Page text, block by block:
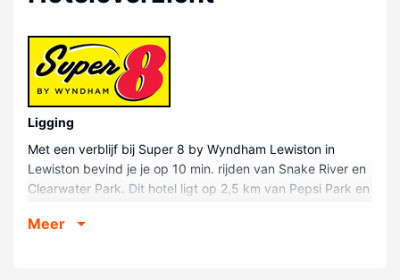
Ligging
Met een verblijf bij Super 8 by Wyndham Lewiston in
Lewiston bevind je je op 10 min. rijden van Snake River en
Clearwater Park. Dit hotel ligt op 2,5 km van Pepsi Park en
Kamers
Meer